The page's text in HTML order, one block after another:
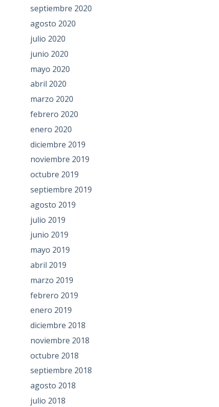
septiembre 2020
agosto 2020
julio 2020
junio 2020
mayo 2020
abril 2020
marzo 2020
febrero 2020
enero 2020
diciembre 2019
noviembre 2019
octubre 2019
septiembre 2019
agosto 2019
julio 2019
junio 2019
mayo 2019
abril 2019
marzo 2019
febrero 2019
enero 2019
diciembre 2018
noviembre 2018
octubre 2018
septiembre 2018
agosto 2018
julio 2018